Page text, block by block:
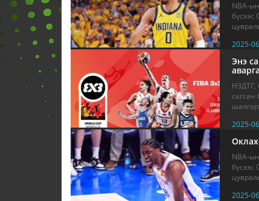
NBA-
2025-
Энэ
НЗДТГ,
2025-
NBA-
2025-